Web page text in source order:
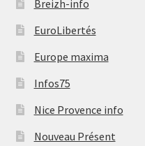
Breizh-info
EuroLibertés
Europe maxima
Infos75
Nice Provence info
Nouveau Présent